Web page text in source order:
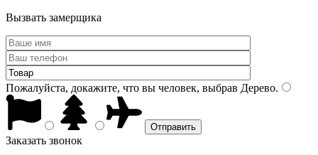
Вызвать замерщика
Пожалуйста, докажите, что вы человек, выбрав Дерево.
Заказать звонок